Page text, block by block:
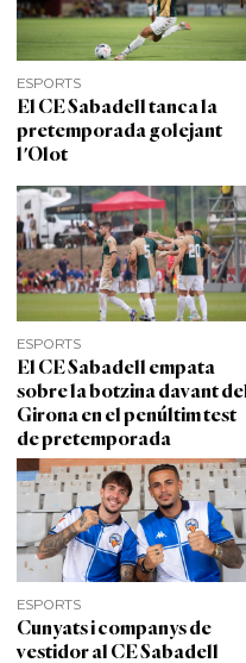
ESPORTS
El CE Sabadell tanca la
pretemporada golejant
l'Olot
ESPORTS
El CE Sabadell empata
sobre la botzina davant del
Girona en el penúltim test
de pretemporada
ESPORTS
Cunyats i companys de
vestidor al CE Sabadell